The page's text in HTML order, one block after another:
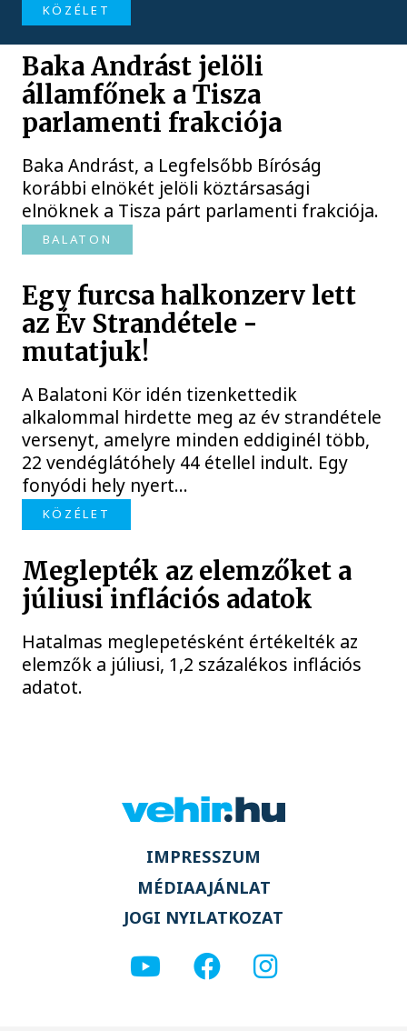
KÖZÉLET
Baka Andrást jelöli
államfőnek a Tisza
parlamenti frakciója
Baka Andrást, a Legfelsőbb Bíróság
korábbi elnökét jelöli köztársasági
elnöknek a Tisza párt parlamenti frakciója.
BALATON
Egy furcsa halkonzerv lett
az Év Strandétele -
mutatjuk!
A Balatoni Kör idén tizenkettedik
alkalommal hirdette meg az év strandétele
versenyt, amelyre minden eddiginél több,
22 vendéglátóhely 44 étellel indult. Egy
fonyódi hely nyert...
KÖZÉLET
Meglepték az elemzőket a
júliusi inflációs adatok
Hatalmas meglepetésként értékelték az
elemzők a júliusi, 1,2 százalékos inflációs
adatot.
IMPRESSZUM
MÉDIAAJÁNLAT
JOGI NYILATKOZAT